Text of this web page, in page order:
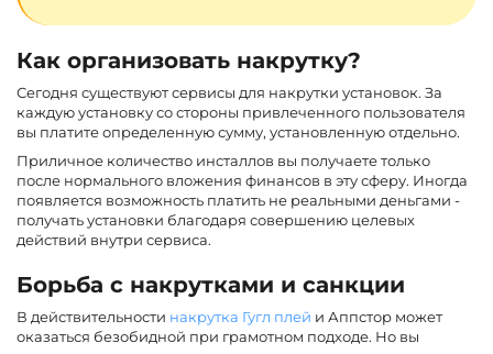
Как организовать накрутку?
Сегодня существуют сервисы для накрутки установок. За
каждую установку со стороны привлеченного пользователя
вы платите определенную сумму, установленную отдельно.
Приличное количество инсталлов вы получаете только
после нормального вложения финансов в эту сферу. Иногда
появляется возможность платить не реальными деньгами -
получать установки благодаря совершению целевых
действий внутри сервиса.
Борьба с накрутками и санкции
В действительности накрутка Гугл плей и Аппстор может
оказаться безобидной при грамотном подходе. Но вы